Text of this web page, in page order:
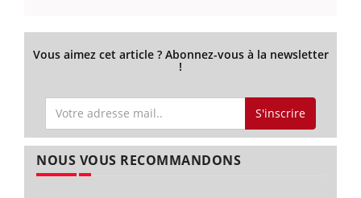
Vous aimez cet article ? Abonnez-vous à la newsletter
!
S'inscrire
NOUS VOUS RECOMMANDONS